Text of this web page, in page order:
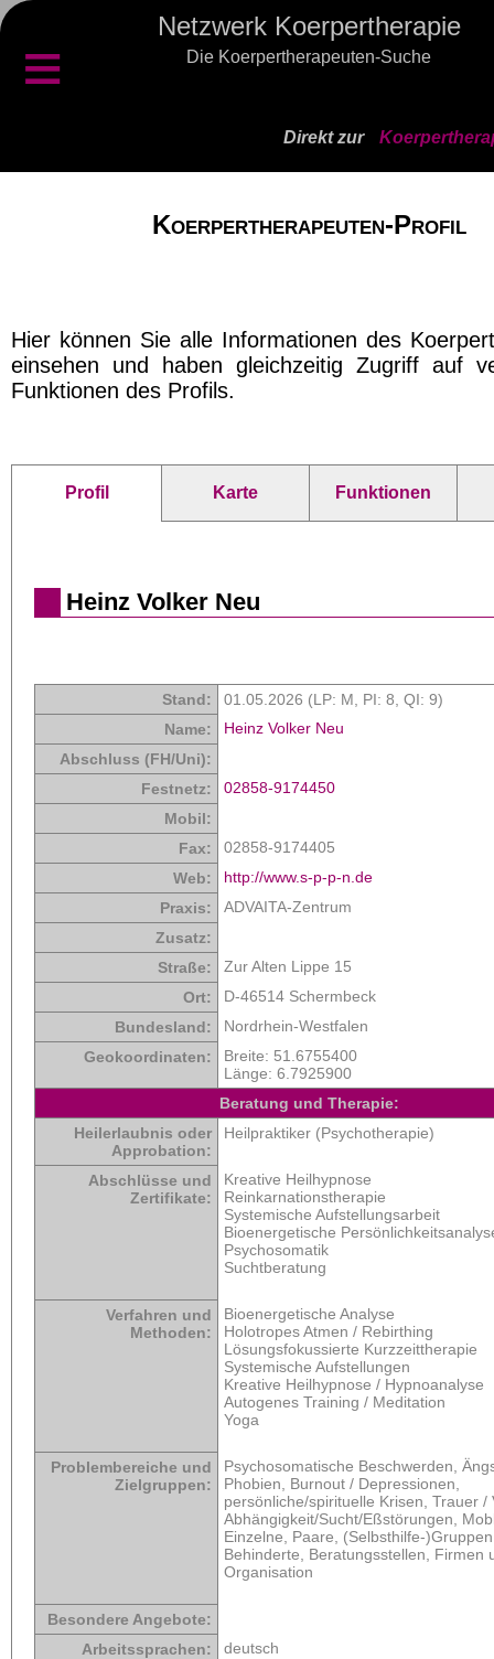
Netzwerk Koerpertherapie
Die Koerpertherapeuten-Suche
≡
Direkt zur
Koerpertherapeuten-Profil
Hier können Sie alle Informationen des
einsehen und haben gleichzeitig Zugriff auf
Funktionen des Profils.
Profil Karte Funktionen
Heinz Volker Neu
Stand: 01.05.2026 (LP: M, PI: 8 QI: 9)
Name:
Heinz Volker Neu
Abschluss (FH/Uni):
Festnetz:
02858-9174450
Mobil:
Fax:
02858-9174405
Web:
http://www.s-p-p-n.de
Praxis:
ADVAITA-Zentrum
Zusatz:
Straße:
Zur Alten Lippe 15
Ort:
D-46514 Schermbeck
Bundesland:
Nordrhein-Westfalen
Geokoordinaten:
Breite: 51.6755400
Länge: 6.7925900
Beratung und Therapie:
Heilerlaubnis oder
Approbation:
Heilpraktiker (Psychotherapie)
Abschlüsse und
Zertifikate:
Kreative Heilhypnose
Reinkarnationstherapie
Systemische Aufstellungsarbeit
Bioenergetische
Psychosomatik
Suchtberatung
Verfahren und
Methoden:
Bioenergetische Analyse
Holotropes Atmen / Rebirthing
Lösungsfokussierte Kurzzeittherapie
Systemische Aufstellungen
Kreative Heilhypnose / Hypnoanalyse
Autogenes Training / Meditation
Yoga
Problembereiche und
Zielgruppen:
Psychosomatische Beschwerden,
Phobien, Burnout / Depressionen,
persönliche/spirituelle Krisen, Trauer /
Abhängigkeit/Sucht/Eßstörungen,
Einzelne, Paare, (Selbsthilfe-
Behinderte, Beratungsstellen, Firmen
Organisation
Besondere Angebote:
Arbeitssprachen:
deutsch